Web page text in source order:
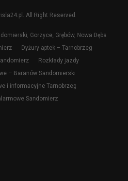
All Right Reserved.
Gorzyce, Grębów, Nowa Dęba
Dyżury aptek – Tarnobrzeg
Rozkłady jazdy
– Baranów Sandomierski
i informacyjne Tarnobrzeg
Sandomierz